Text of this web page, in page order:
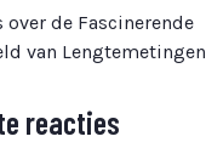
over de Fascinerende
van Lengtemetingen
reacties